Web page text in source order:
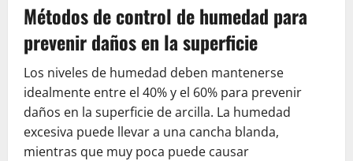
Métodos de control de humedad para
prevenir daños en la superficie
Los niveles de humedad deben mantenerse
idealmente entre el 40% y el 60% para prevenir
daños en la superficie de arcilla. La humedad
excesiva puede llevar a una cancha blanda,
mientras que muy poca puede causar